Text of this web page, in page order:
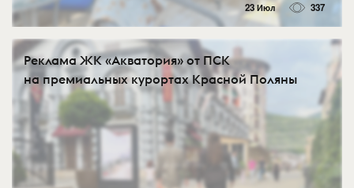
23 Июл 337
Реклама ЖК «Акватория» от ПСК
на премиальных курортах Красной Поляны